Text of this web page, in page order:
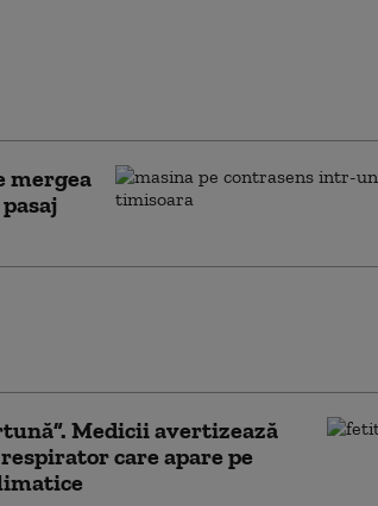
mergea
Medicii avertizează
care apare pe